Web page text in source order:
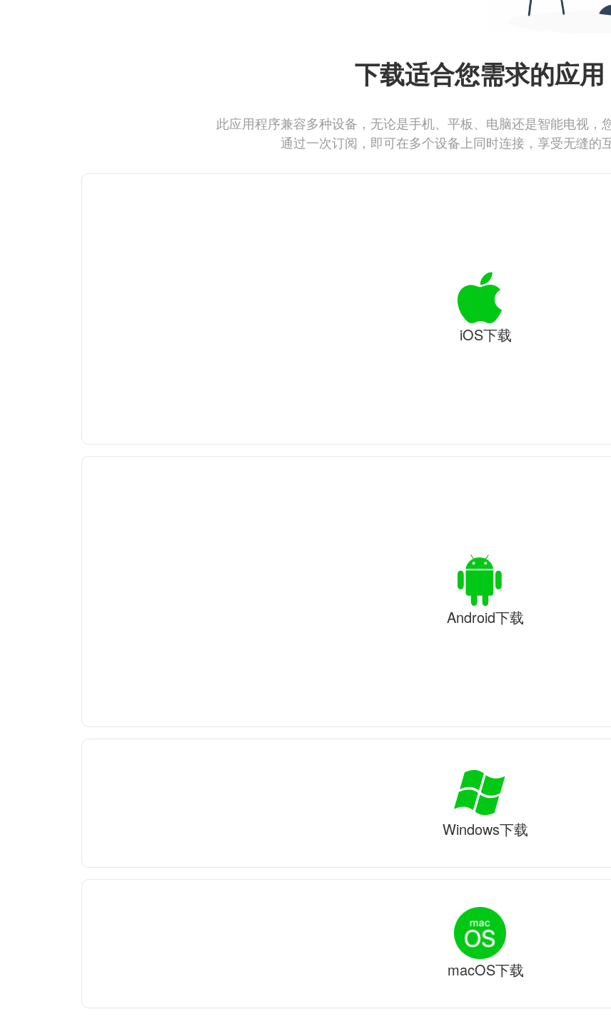
下载适合您需求的应用
此应用程序兼容多种设备，无论是手机、平板、电脑还是智能电视，
通过一次订阅，即可在多个设备上同时连接，享受无缝的
iOS下载
Android下载
Windows下载
macOS下载